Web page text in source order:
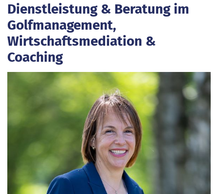
Dienstleistung & Beratung im
Golfmanagement,
Wirtschaftsmediation &
Coaching